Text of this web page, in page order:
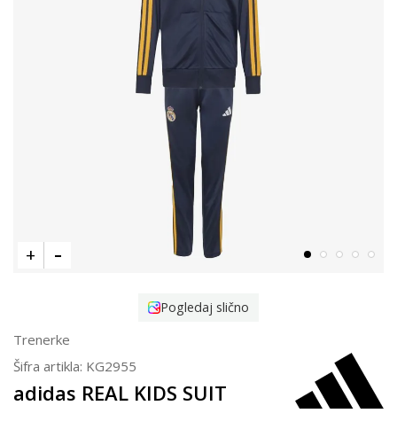
Pogledaj slično
Trenerke
Šifra artikla: KG2955
adidas REAL KIDS SUIT